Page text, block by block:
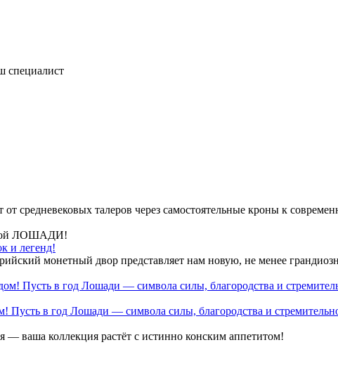
специалист
средневековых талеров через самостоятельные кроны к
ЛОШАДИ!
и легенд!
монетный двор представляет нам новую, не менее
в год Лошади — символа силы, благородства и
ваша коллекция растёт с истинно конским аппетитом!